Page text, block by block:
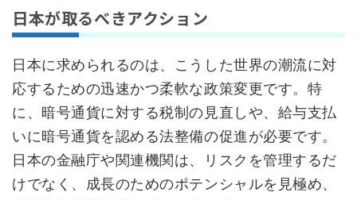
日本が取るべきアクション
日本に求められるのは、こうした世界の潮流に対
応するための迅速かつ柔軟な政策変更です。特
に、暗号通貨に対する税制の見直しや、給与支払
いに暗号通貨を認める法整備の促進が必要です。
日本の金融庁や関連機関は、リスクを管理するだ
けでなく、成長のためのポテンシャルを見極め、